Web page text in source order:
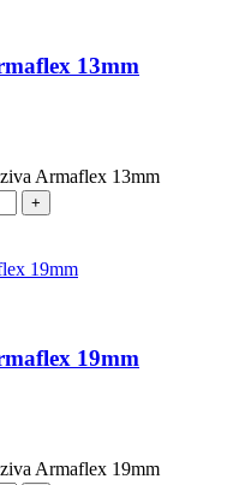
13mm
Armaflex 13mm
19mm
Armaflex 19mm